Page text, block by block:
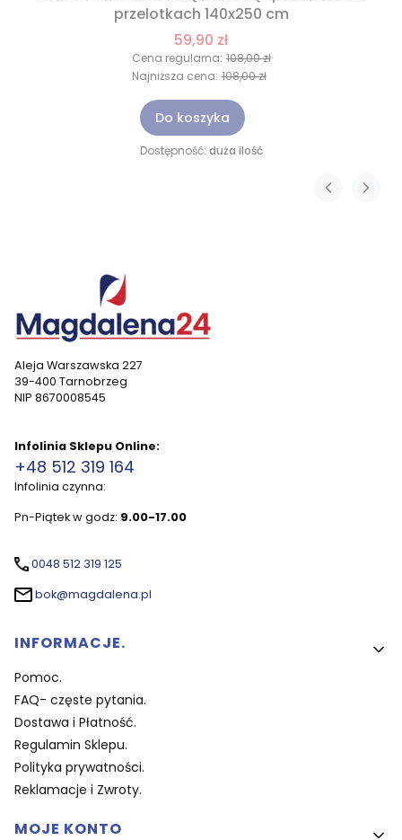
przelotkach 140x250 cm
59,90 zł
Cena regularna: 108,00 zł
Najniższa cena: 108,00 zł
Do koszyka
Dostępność: duża ilość
Aleja Warszawska 227
39-400 Tarnobrzeg
NIP 8670008545
Infolinia Sklepu Online:
+48 512 319 164
Infolinia czynna:
Pn-Piątek w godz: 9.00-17.00
0048 512 319 125
bok@magdalena.pl
Linki w stopce
INFORMACJE.
Pomoc.
FAQ- częste pytania.
Dostawa i Płatność.
Regulamin Sklepu.
Polityka prywatności.
Reklamacje i Zwroty.
MOJE KONTO